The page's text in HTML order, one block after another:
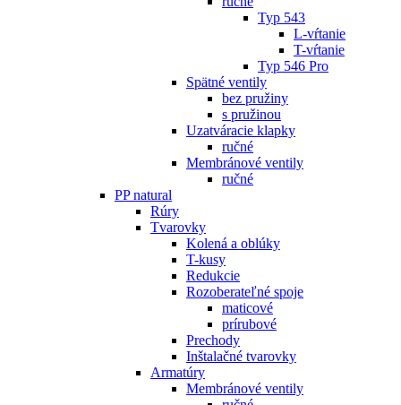
Typ 543
L-vŕtanie
T-vŕtanie
Typ 546 Pro
Spätné ventily
bez pružiny
s pružinou
Uzatváracie klapky
ručné
Membránové ventily
ručné
PP natural
Rúry
Tvarovky
Kolená a oblúky
T-kusy
Redukcie
Rozoberateľné spoje
maticové
prírubové
Prechody
Inštalačné tvarovky
Armatúry
Membránové ventily